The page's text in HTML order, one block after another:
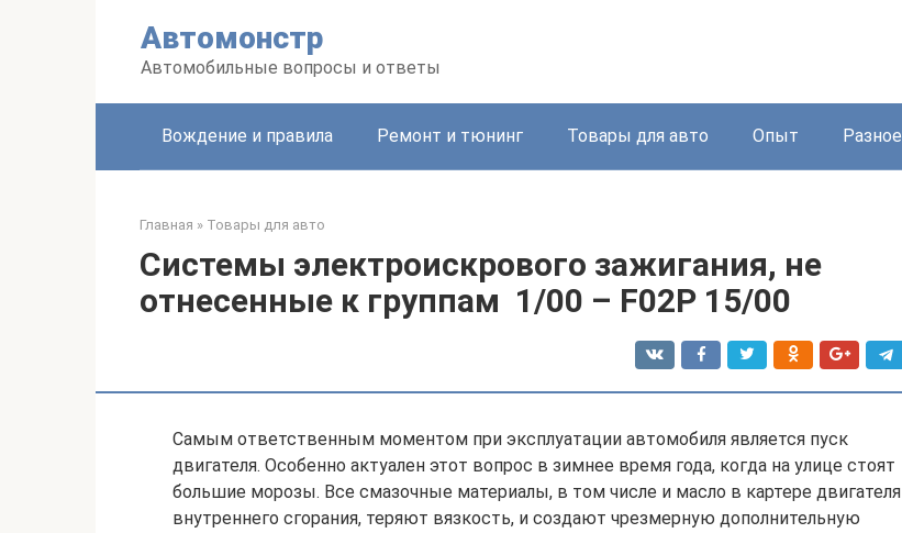
Автомонстр
Автомобильные вопросы и ответы
Вождение и правила Ремонт и тюнинг Товары для авто Опыт Разное
Главная » Товары для авто
Системы электроискрового зажигания, не
отнесенные к группам 1/00 – F02P 15/00
Самым ответственным моментом при эксплуатации автомобиля является пуск
двигателя. Особенно актуален этот вопрос в зимнее время года, когда на улице стоят
большие морозы. Все смазочные материалы, в том числе и масло в картере двигателя
внутреннего сгорания, теряют вязкость, и создают чрезмерную дополнительную